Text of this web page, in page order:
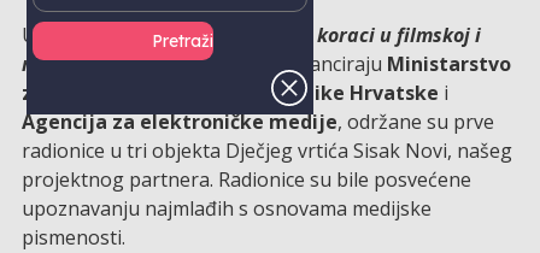
U sklopu projektaFilmači – prvi koraci u filmskoj i
medijskoj pismenosti
, koji sufinanciraju Ministarstvo
znanosti i obrazovanja Republike Hrvatske i
Agencija za elektroničke medije, održane su prve
radionice u tri objekta Dječjeg vrtića Sisak Novi, našeg
projektnog partnera. Radionice su bile posvećene
upoznavanju najmlađih s osnovama medijske
pismenosti.